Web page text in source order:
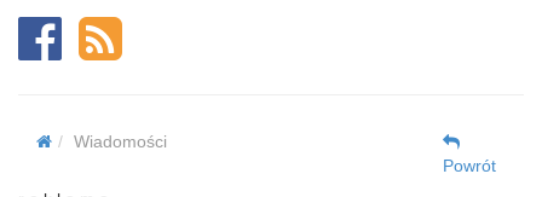
Wiadomości
Powrót